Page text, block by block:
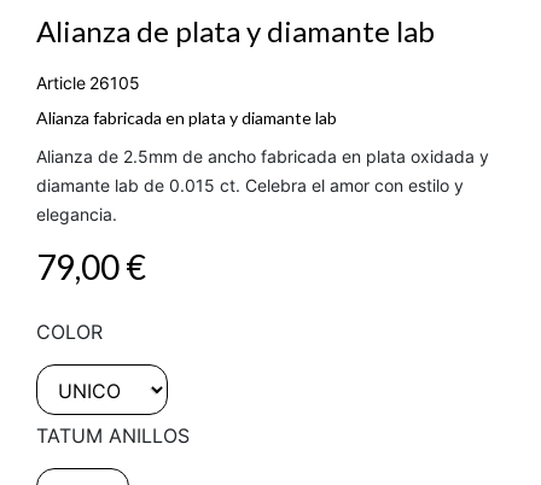
Alianza de plata y diamante lab
Article 26105
Alianza fabricada en plata y diamante lab
Alianza de 2.5mm de ancho fabricada en plata oxidada y
diamante lab de 0.015 ct. Celebra el amor con estilo y
elegancia.
79,00 €
COLOR
TATUM ANILLOS